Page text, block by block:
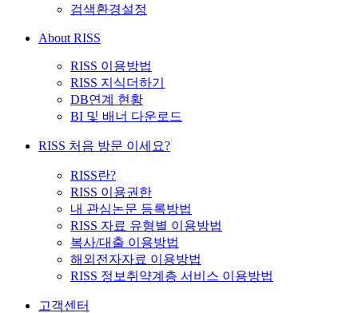
검색환경설정
About RISS
RISS 이용방법
RISS 지식더하기
DB연계 현황
BI 및 배너 다운로드
RISS 처음 방문 이세요?
RISS란?
RISS 이용권한
내 관심논문 등록방법
RISS 자료 유형별 이용방법
복사/대출 이용방법
해외전자자료 이용방법
RISS 정보취약계층 서비스 이용방법
고객센터